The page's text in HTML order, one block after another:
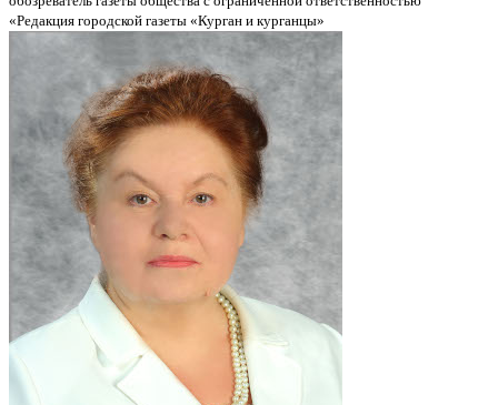
«Редакция городской газеты «Курган и курганцы»